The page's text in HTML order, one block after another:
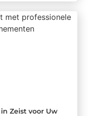
Zeist voor Uw